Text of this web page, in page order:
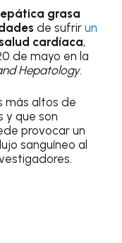
grasa
de sufrirun
cardíaca,
de mayo en la
Hepatology.
más altos de
y que son
provocar un
sanguíneo al